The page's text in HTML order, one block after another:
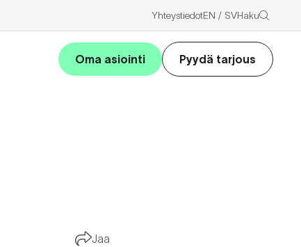
YhteystiedotEN SVHaku
Oma asiointi Pyydä tarjous
Jaa